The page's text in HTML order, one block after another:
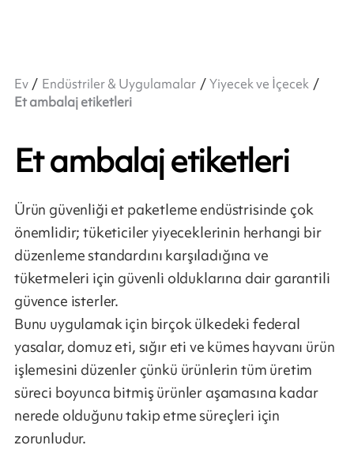
Ev Endüstriler & Uygulamalar
Yiyecek ve İçecek
Et ambalaj etiketleri
Et ambalaj etiketleri
Ürün güvenliği et paketleme endüstrisinde çok
önemlidir; tüketiciler yiyeceklerinin herhangi bir
düzenleme standardını karşıladığına ve
tüketmeleri için güvenli olduklarına dair garantili
güvence isterler.
Bunu uygulamak için birçok ülkedeki federal
yasalar, domuz eti, sığır eti ve kümes hayvanı ürün
işlemesini düzenler çünkü ürünlerin tüm üretim
süreci boyunca bitmiş ürünler aşamasına kadar
nerede olduğunu takip etme süreçleri için
zorunludur.